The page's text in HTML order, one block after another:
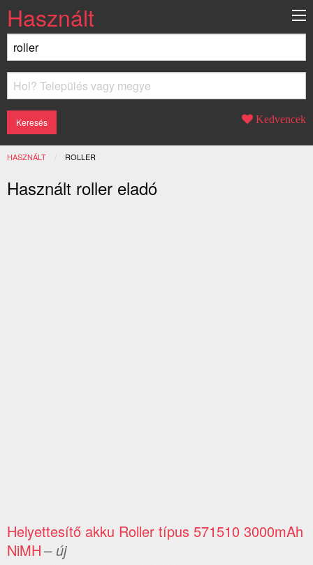
Használt
Kedvencek
HASZNÁLT JELENLEGI:
ROLLER
Használt roller eladó
Helyettesítő akku Roller típus 571510 3000mAh
NiMH– új